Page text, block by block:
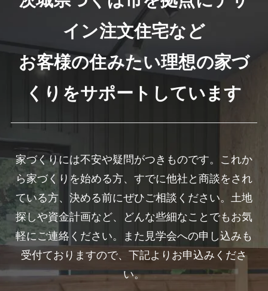
イン注文住宅など
お客様の住みたい理想の家づ
くりをサポートしています
家づくりには不安や疑問がつきものです。これか
ら家づくりを始める方、すでに他社と商談をされ
ている方、決める前にぜひご相談ください。土地
探しや資金計画など、どんな些細なことでもお気
軽にご連絡ください。また見学会への申し込みも
受付ておりますので、下記よりお申込みくださ
い。